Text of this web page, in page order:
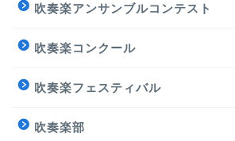
吹奏楽アンサンブルコンテスト
吹奏楽コンクール
吹奏楽フェスティバル
吹奏楽部